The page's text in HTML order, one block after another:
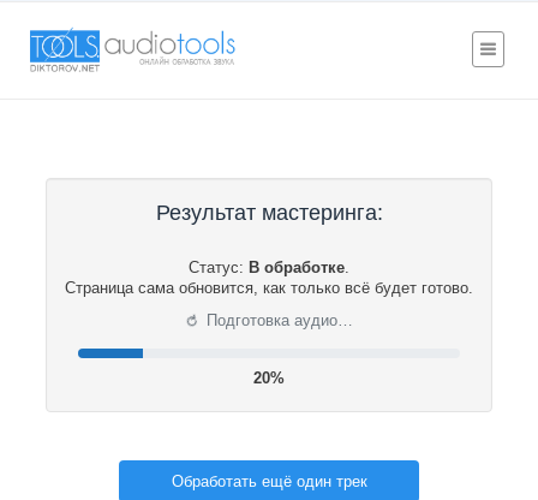
Результат мастеринга:
Статус: В обработке.
Страница сама обновится, как только всё будет готово.
⟳ Подготовка аудио…
20%
Обработать ещё один трек